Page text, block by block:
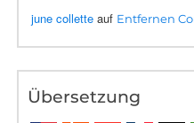
june collette auf Entfernen
Übersetzung